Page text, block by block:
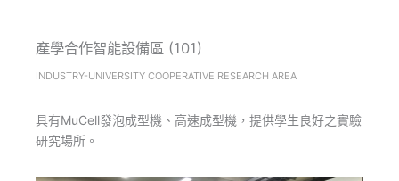
產學合作智能設備區 (101)
INDUSTRY-UNIVERSITY COOPERATIVE RESEARCH AREA
具有MuCell發泡成型機、高速成型機，提供學生良好之實驗
研究場所。